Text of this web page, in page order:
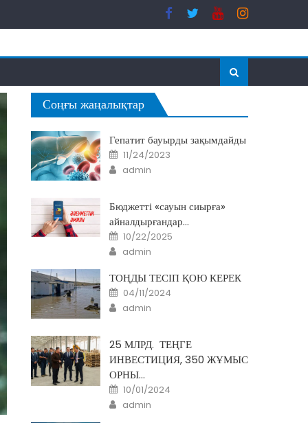
Соңғы жаңалықтар
Гепатит бауырды зақымдайды
Posted
on
11/24/2023
Author
admin
Бюджетті «сауын сиырға»
айналдырғандар…
Posted
on
10/22/2025
Author
admin
ТОҢДЫ ТЕСІП ҚОЮ КЕРЕК
Posted
on
04/11/2024
Author
admin
25 МЛРД. ТЕҢГЕ
ИНВЕСТИЦИЯ, 350 ЖҰМЫС
ОРНЫ…
Posted
on
10/01/2024
Author
admin